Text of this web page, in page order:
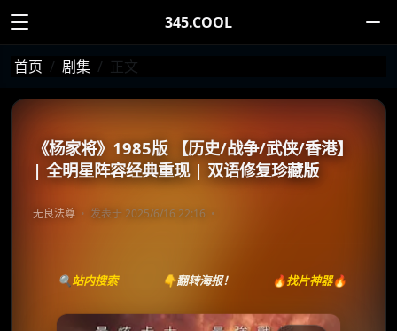
345.COOL
首页 剧集 正文
《杨家将》1985版 【历史/战争/武侠/香港】
| 全明星阵容经典重现 | 双语修复珍藏版
无良法尊 发表于 2025/6/16 22:16
🔍站内搜索 👇翻转海报！ 🔥找片神器🔥